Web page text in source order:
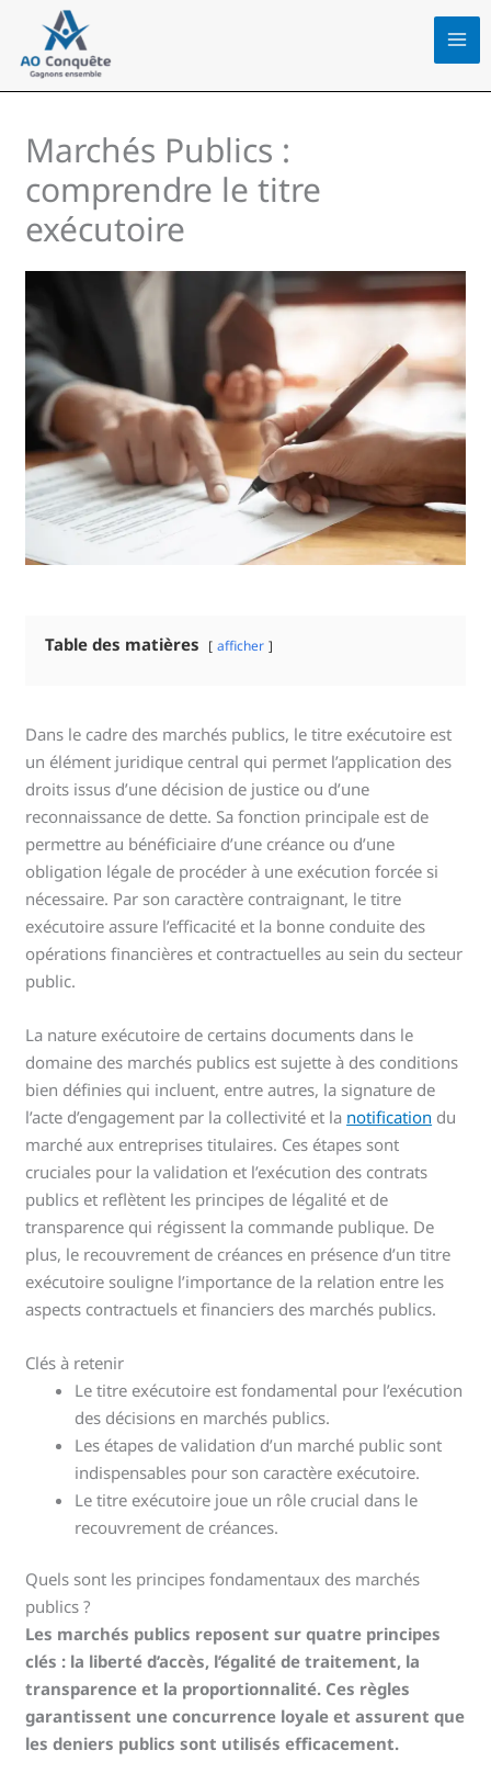
contenu
Marchés Publics :
comprendre le titre
exécutoire
Table des matières afficher
Dans le cadre des marchés publics, le titre exécutoire est
un élément juridique central qui permet l’application des
droits issus d’une décision de justice ou d’une
reconnaissance de dette. Sa fonction principale est de
permettre au bénéficiaire d’une créance ou d’une
obligation légale de procéder à une exécution forcée si
nécessaire. Par son caractère contraignant, le titre
exécutoire assure l’efficacité et la bonne conduite des
opérations financières et contractuelles au sein du secteur
public.
La nature exécutoire de certains documents dans le
domaine des marchés publics est sujette à des conditions
bien définies qui incluent, entre autres, la signature de
l’acte d’engagement par la collectivité et la notification du
marché aux entreprises titulaires. Ces étapes sont
cruciales pour la validation et l’exécution des contrats
publics et reflètent les principes de légalité et de
transparence qui régissent la commande publique. De
plus, le recouvrement de créances en présence d’un titre
exécutoire souligne l’importance de la relation entre les
aspects contractuels et financiers des marchés publics.
Clés à retenir
Le titre exécutoire est fondamental pour l’exécution
des décisions en marchés publics.
Les étapes de validation d’un marché public sont
indispensables pour son caractère exécutoire.
Le titre exécutoire joue un rôle crucial dans le
recouvrement de créances.
Quels sont les principes fondamentaux des marchés
publics ?
Les marchés publics reposent sur quatre principes
clés : la liberté d’accès, l’égalité de traitement, la
transparence et la proportionnalité. Ces règles
garantissent une concurrence loyale et assurent que
les deniers publics sont utilisés efficacement.